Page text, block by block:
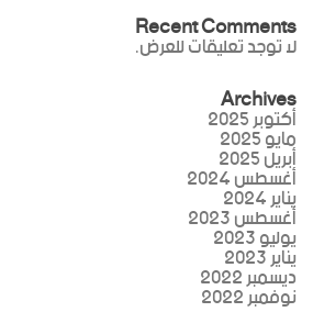
Recent Comments
لا توجد تعليقات للعرض.
Archives
أكتوبر 2025
مايو 2025
أبريل 2025
أغسطس 2024
يناير 2024
أغسطس 2023
يوليو 2023
يناير 2023
ديسمبر 2022
نوفمبر 2022